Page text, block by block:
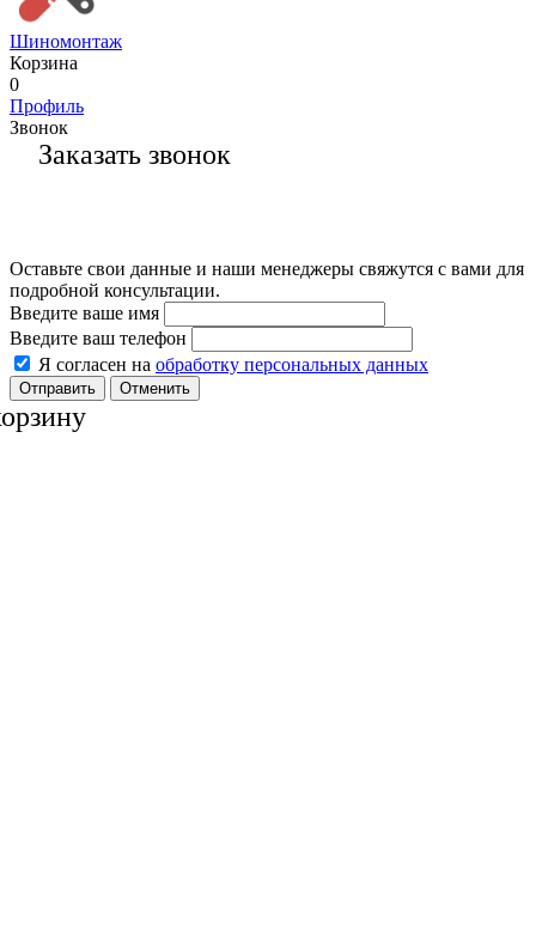
Шиномонтаж
Корзина
0
Профиль
Звонок
Заказать звонок
Оставьте свои данные и наши менеджеры свяжутся с вами для
подробной консультации.
Введите ваше имя
Введите ваш телефон
Я согласен на обработку персональных данных
Отменить